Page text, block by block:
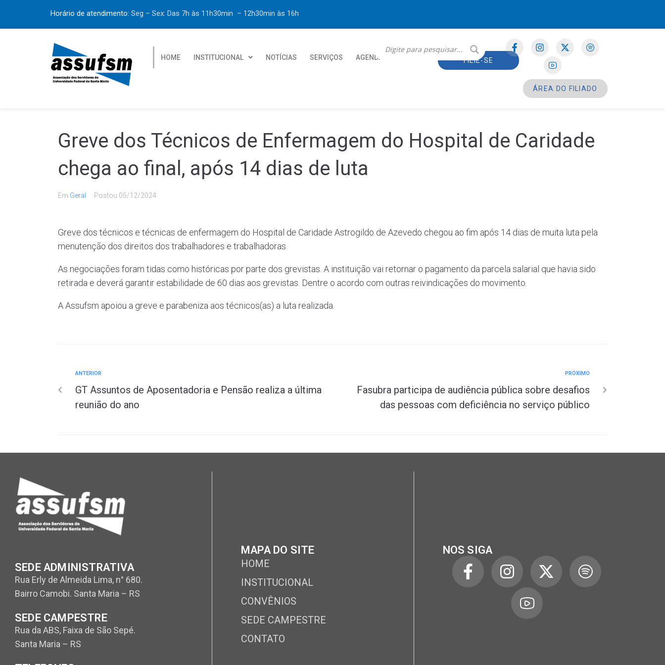
Horário de atendimento: Seg – Sex: Das 7h às 11h30min – 12h30min às 16h
HOME INSTITUCIONAL NOTÍCIAS SERVIÇOS AGENDA FILIE-SE
ÁREA DO FILIADO
Greve dos Técnicos de Enfermagem do Hospital de Caridade
chega ao final, após 14 dias de luta
Em Geral Postou 05/12/2024
Greve dos técnicos e técnicas de enfermagem do Hospital de Caridade Astrogildo de Azevedo chegou ao fim após 14 dias de muita luta pela
menutenção dos direitos dos trabalhadores e trabalhadoras.
As negociações foram tidas como históricas por parte dos grevistas. A instituição vai retornar o pagamento da parcela salarial que havia sido
retirada e deverá garantir estabilidade de 60 dias aos grevistas. Dentre o acordo com outras reivindicações do movimento.
A Assufsm apoiou a greve e parabeniza aos técnicos(as) a luta realizada.
ANTERIOR
GT Assuntos de Aposentadoria e Pensão realiza a última
reunião do ano
PRÓXIMO
Fasubra participa de audiência pública sobre desafios
das pessoas com deficiência no serviço público
SEDE ADMINISTRATIVA
Rua Erly de Almeida Lima, n° 680.
Bairro Camobi. Santa Maria – RS
SEDE CAMPESTRE
Rua da ABS, Faixa de São Sepé.
Santa Maria – RS
MAPA DO SITE
HOME
INSTITUCIONAL
CONVÊNIOS
SEDE CAMPESTRE
CONTATO
NOS SIGA